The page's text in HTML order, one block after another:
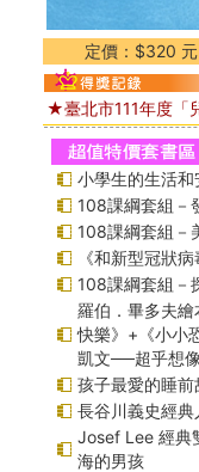
定價：$320 元
★臺北市111年度「
小學生的生活
108課綱套組－
108課綱套組－
《和新型冠狀
108課綱套組－
羅伯．畢多夫
快樂》+《小小
凱文──超乎想
孩子最愛的睡
長谷川義史經典
Josef Lee 經典
海的男孩